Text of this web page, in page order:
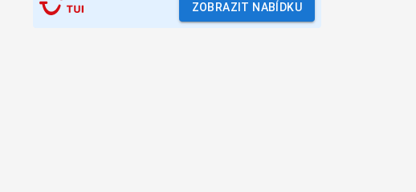
ZOBRAZIT NABÍDKU